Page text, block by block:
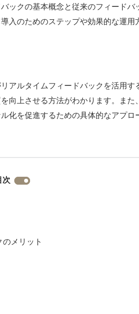
ックの基本概念と従来のフィードバ
入のためのステップや効果的な運用
アルタイムフィードバックを活用す
向上させる方法がわかります。また
化を促進するための具体的なアプロ
次
メリット